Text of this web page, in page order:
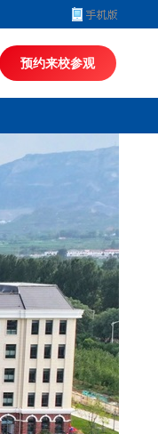
预约来校参观